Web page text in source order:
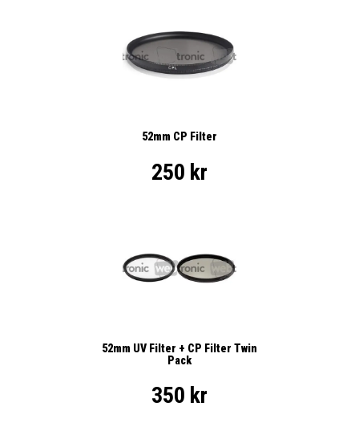
52mm CP Filter
250 kr
52mm UV Filter + CP Filter Twin
Pack
350 kr